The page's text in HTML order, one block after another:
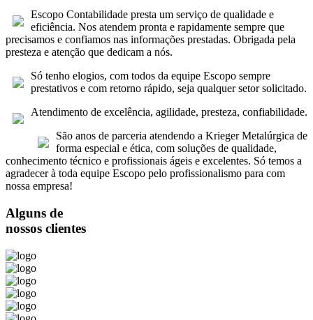
Escopo Contabilidade presta um serviço de qualidade e
eficiência. Nos atendem pronta e rapidamente sempre que
precisamos e confiamos nas informações prestadas. Obrigada pela
presteza e atenção que dedicam a nós.
Só tenho elogios, com todos da equipe Escopo sempre
prestativos e com retorno rápido, seja qualquer setor solicitado.
Atendimento de excelência, agilidade, presteza, confiabilidade.
São anos de parceria atendendo a Krieger Metalúrgica de
forma especial e ética, com soluções de qualidade,
conhecimento técnico e profissionais ágeis e excelentes. Só temos a
agradecer à toda equipe Escopo pelo profissionalismo para com
nossa empresa!
Alguns de
nossos clientes